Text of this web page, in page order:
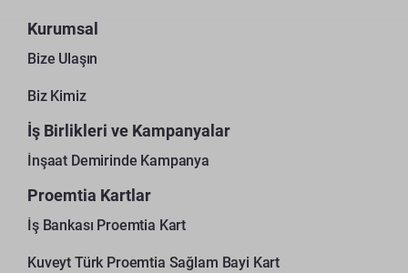
Kurumsal
Bize Ulaşın
Biz Kimiz
İş Birlikleri ve Kampanyalar
İnşaat Demirinde Kampanya
Proemtia Kartlar
İş Bankası Proemtia Kart
Kuveyt Türk Proemtia Sağlam Bayi Kart